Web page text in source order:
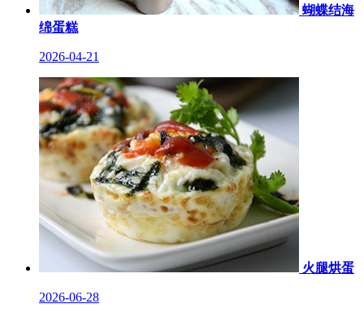
蝴蝶结海
绵蛋糕
2026-04-21
火腿烘蛋
2026-06-28